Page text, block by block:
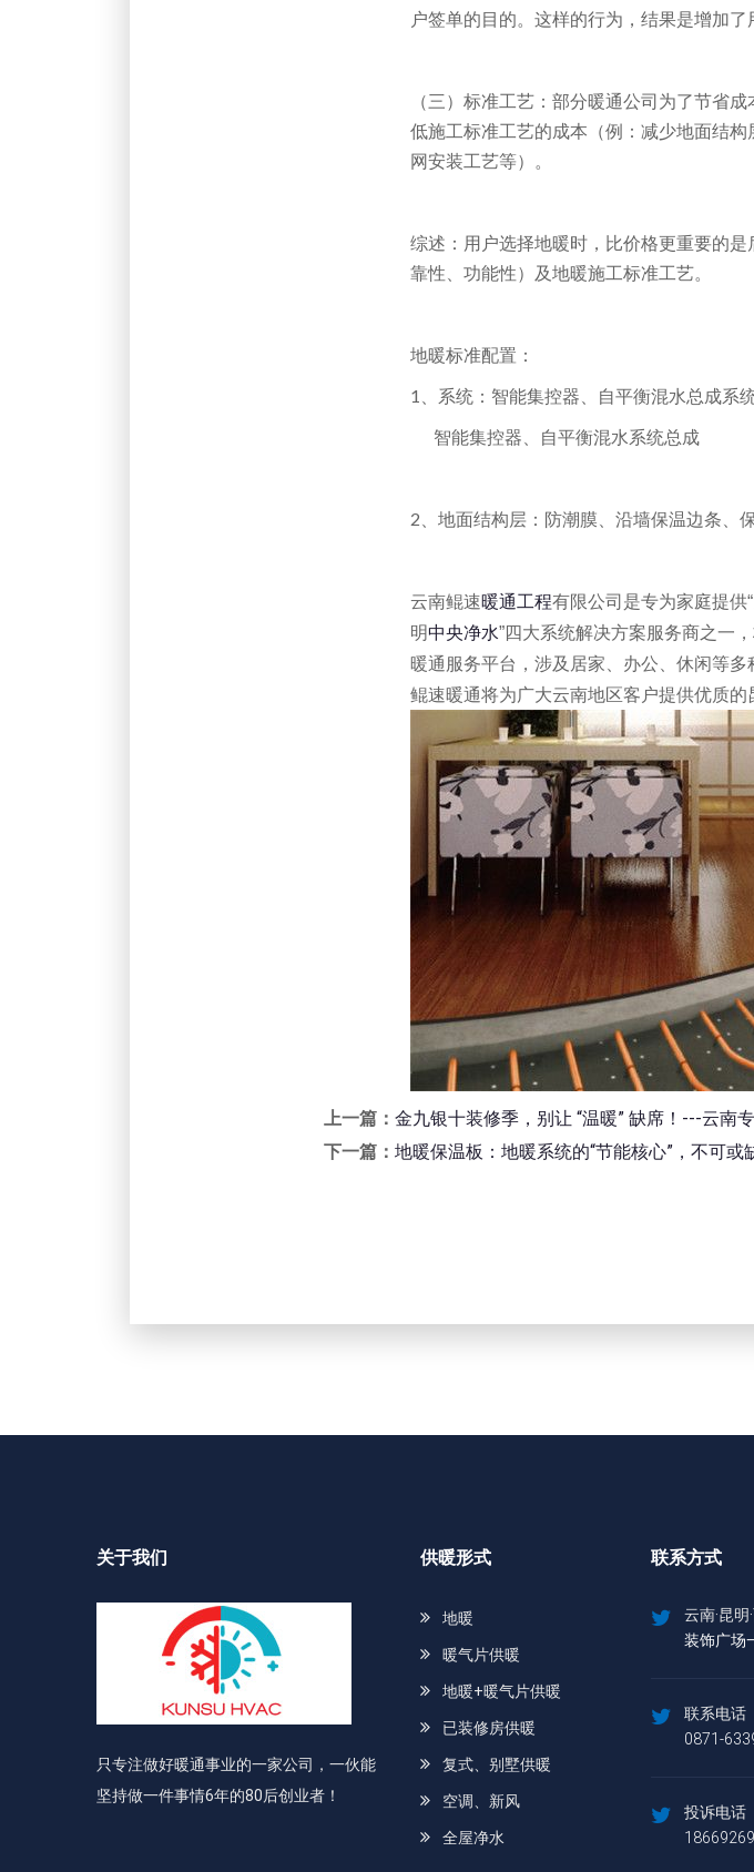
户签单的目的。这样的行为，结果是增加了
（三）标准工艺：部分暖通公司为了节省
低施工标准工艺的成本（例：减少地面结
网安装工艺等）。
综述：用户选择地暖时，比价格更重要的
靠性、功能性）及地暖施工标准工艺。
地暖标准配置：
1、系统：智能集控器、自平衡混水总成系
智能集控器、自平衡混水系统总成
2、地面结构层：防潮膜、沿墙保温边条、
云南鲲速暖通工程有限公司是专为家庭提供“
明中央净水”四大系统解决方案服务商之一
暖通服务平台，涉及居家、办公、休闲等多
鲲速暖通将为广大云南地区客户提供优质的
上一篇： 金九银十装修季，别让 “温暖” 缺席！---云南
下一篇： 地暖保温板：地暖系统的“节能核心”，不可
关于我们
只专注做好暖通事业的一家公司，一伙能
坚持做一件事情6年的80后创业者！
供暖形式
地暖
暖气片供暖
地暖+暖气片供暖
已装修房供暖
复式、别墅供暖
空调、新风
全屋净水
联系方式
云南·昆明
装饰广场
联系电话
0871-
投诉电话